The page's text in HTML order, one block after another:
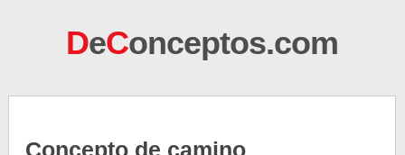
DeConceptos.com
Concepto de camino